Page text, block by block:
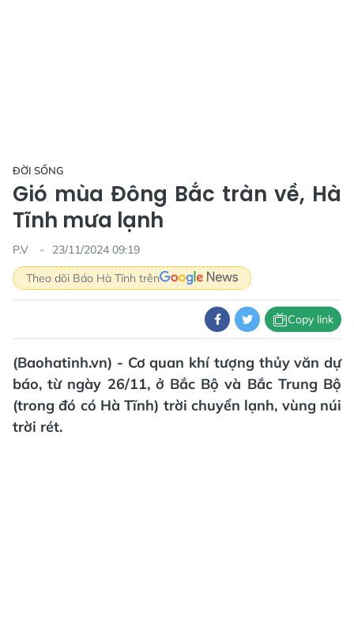
ĐỜI SỐNG
Gió mùa Đông Bắc tràn về, Hà
Tĩnh mưa lạnh
P.V
23/11/2024 09:19
Theo dõi Báo Hà Tĩnh trên
Copy link
(Baohatinh.vn) - Cơ quan khí tượng thủy văn dự
báo, từ ngày 26/11, ở Bắc Bộ và Bắc Trung Bộ
(trong đó có Hà Tĩnh) trời chuyển lạnh, vùng núi
trời rét.